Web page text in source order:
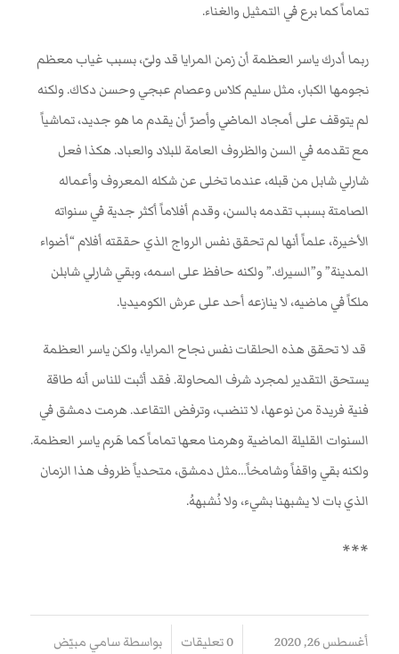
تماماً كما برع في التمثيل والغناء.
ربما أدرك ياسر العظمة أن زمن المرايا قد ولىّ، بسبب غياب معظم
نجومها الكبار، مثل سليم كلاس وعصام عبجي وحسن دكاك. ولكنه
لم يتوقف على أمجاد الماضي وأصرّ أن يقدم ما هو جديد، تماشياً
مع تقدمه في السن والظروف العامة للبلاد والعباد. هكذا فعل
شارلي شابل من قبله، عندما تخلى عن شكله المعروف وأعماله
الصامتة بسبب تقدمه بالسن، وقدم أفلاماً أكثر جدية في سنواته
الأخيرة، علماً أنها لم تحقق نفس الرواج الذي حققته أفلام “أضواء
المدينة” و”السيرك.” ولكنه حافظ على اسمه، وبقي شارلي شابلن
ملكاً في ماضيه، لا ينازعه أحد على عرش الكوميديا.
قد لا تحقق هذه الحلقات نفس نجاح المرايا، ولكن ياسر العظمة
يستحق التقدير لمجرد شرف المحاولة. فقد أثبت للناس أنه طاقة
فنية فريدة من نوعها، لا تنضب، وترفض التقاعد. هرمت دمشق في
السنوات القليلة الماضية وهرمنا معها تماماً كما هَرم ياسر العظمة.
ولكنه بقي واقفاً وشامخاً…مثل دمشق، متحدياً ظروف هذا الزمان
الذي بات لا يشبهنا بشيء، ولا نُشبههُ.
***
أغسطس 26, 2020 / 0 تعليقات
/ بواسطةسامي مبيّض